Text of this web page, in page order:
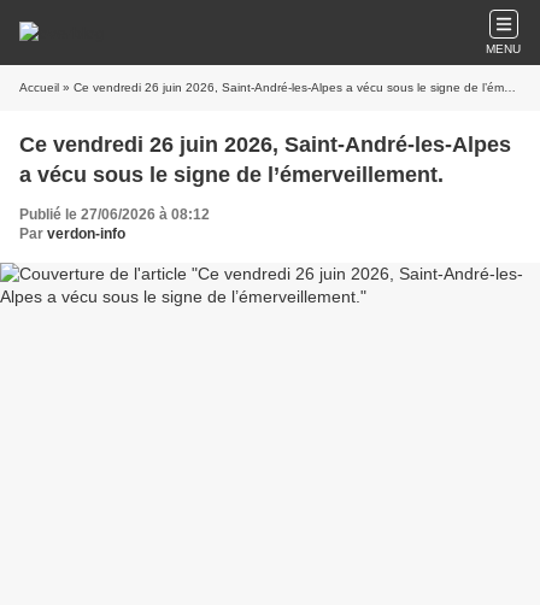
MENU
Accueil » Ce vendredi 26 juin 2026, Saint-André-les-Alpes a vécu sous le signe de l’émerveillement.
Ce vendredi 26 juin 2026, Saint-André-les-Alpes
a vécu sous le signe de l’émerveillement.
Publié le 27/06/2026 à 08:12
Par verdon-info